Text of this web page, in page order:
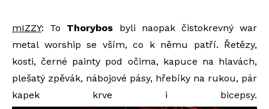
mIZZY: To Thorybos byli naopak čistokrevný war
metal worship se vším, co k němu patří. Řetězy,
kosti, černé painty pod očima, kapuce na hlavách,
plešatý zpěvák, nábojové pásy, hřebíky na rukou, pár
kapek krve i bicepsy.